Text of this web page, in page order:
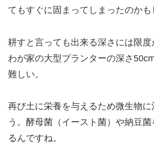
てもすぐに固まってしまったのかも
耕すと言っても出来る深さには限度
わが家の大型プランターの深さ
難しい。
再び土に栄養を与えるため微生物に
う。酵母菌（イースト菌）や納豆
るんですね。